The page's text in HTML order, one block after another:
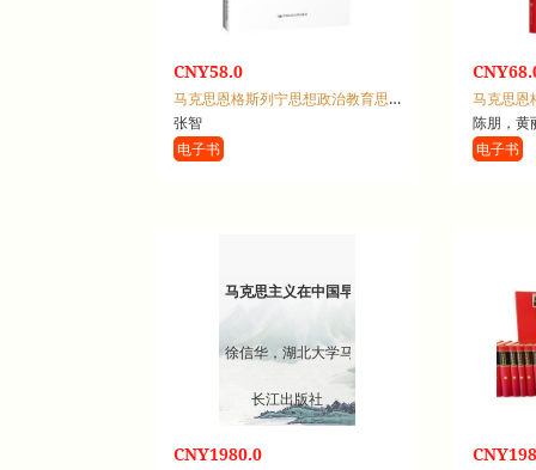
CNY58.0
马克思恩格斯列宁思想政治教育思想考论
张智
电子书
马克思恩
陈朋，黄
电子书
马克思主义在中国早期传播著作精粹：1920-
徐信华，湖北大学马克思主义学院，湖北大学中
长江出版社
CNY1980.0